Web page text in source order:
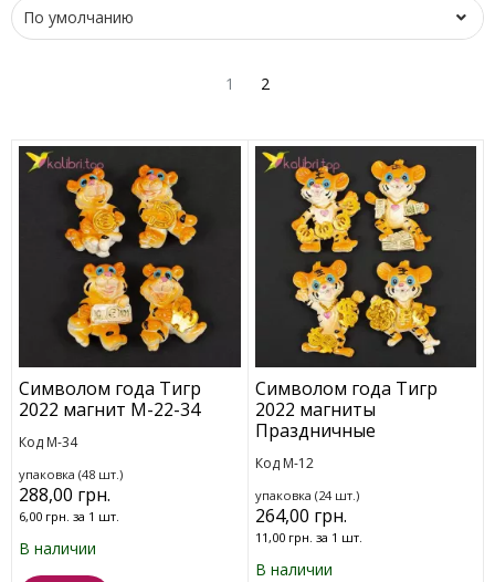
1 2
Символом года Тигр
2022 магнит M-22-34
Код M-34
упаковка (48 шт.)
288,00 грн.
6,00 грн. за 1 шт.
В наличии
Символом года Тигр
2022 магниты
Праздничные
Код M-12
упаковка (24 шт.)
264,00 грн.
11,00 грн. за 1 шт.
В наличии